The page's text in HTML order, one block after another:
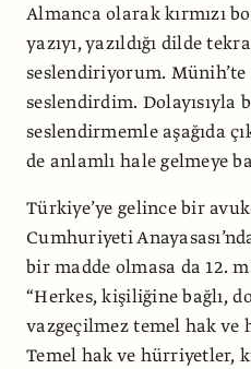
Almanca olarak kırmızı
yazıyı, yazıldığı dilde
seslendiriyorum. Münih’te
seslendirdim. Dolayısıyla
seslendirmemle aşağıda
de anlamlı hale gelmeye
Türkiye’ye gelince bir
Cumhuriyeti
bir madde olmasa da 12.
“Herkes, kişiliğine bağlı,
vazgeçilmez temel hak
Temel hak ve hürriyetler,